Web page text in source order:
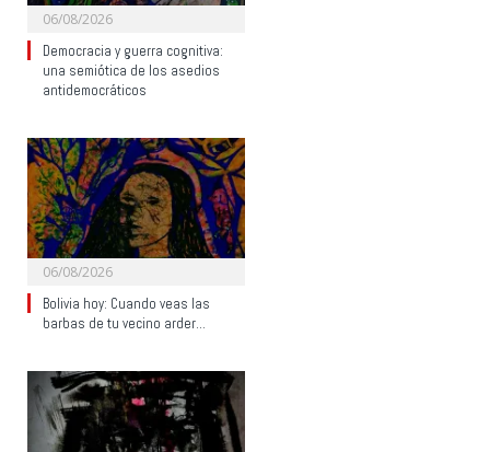
06/08/2026
Democracia y guerra cognitiva:
una semiótica de los asedios
antidemocráticos
06/08/2026
Bolivia hoy: Cuando veas las
barbas de tu vecino arder…